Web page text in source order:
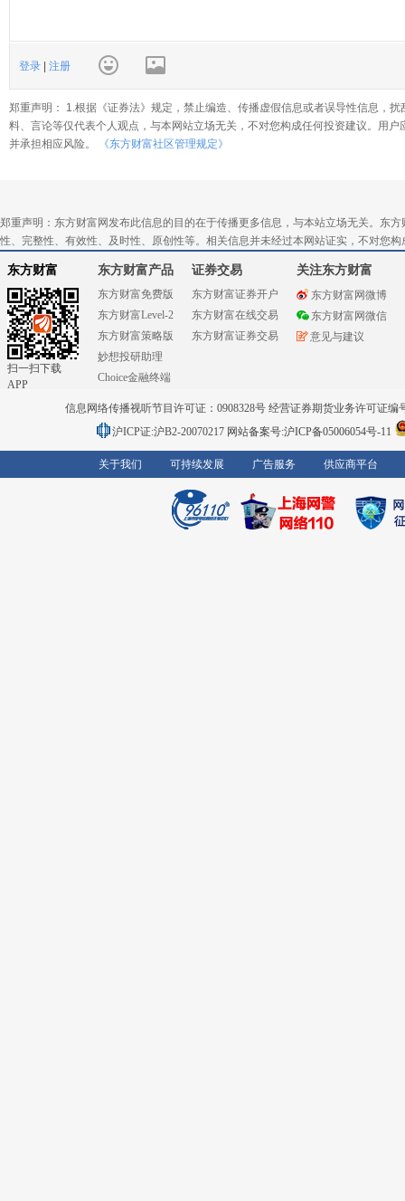
登录 注册
郑重声明： 1.根据《证券法》规定，禁止编造、传播虚假信息或者误导性信息，
料、言论等仅代表个人观点，与本网站立场无关，不对您构成任何投资建议。用
并承担相应风险。
《东方财富社区管理规定》
郑重声明：东方财富网发布此信息的目的在于传播更多信息，与本站立场无关。东
性、完整性、有效性、及时性、原创性等。相关信息并未经过本网站证实，不对您
东方财富
扫一扫下载
APP
东方财富产品
东方财富免费版
东方财富Level-2
东方财富策略版
妙想投研助理
Choice金融终端
证券交易
东方财富证券开户
东方财富在线交易
东方财富证券交易
关注东方财富
东方财富网微博
东方财富网微信
意见与建议
信息网络传播视听节目许可证：0908328号 经营证券期货业务许可证编
沪ICP证:沪B2-20070217 网站备案号:沪ICP备05006054号-11
关于我们 可持续发展 广告服务 供应商平台